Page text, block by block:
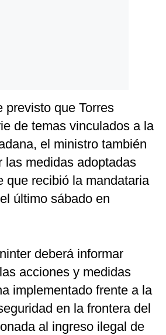
previsto que Torres
de temas vinculados a la
el ministro también
las medidas adoptadas
que recibió la mandataria
último sábado en
deberá informar
acciones y medidas
implementado frente a la
en la frontera del
al ingreso ilegal de